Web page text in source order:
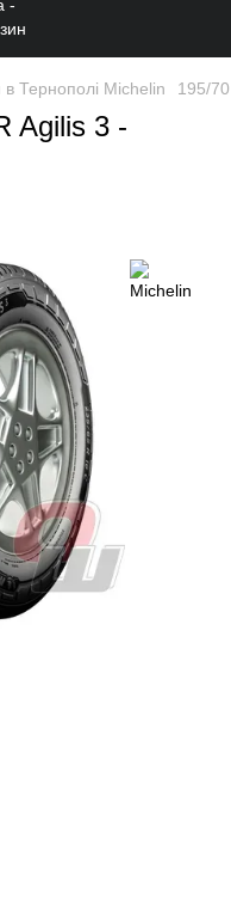
Тернополі Michelin 195/
Agilis 3 -